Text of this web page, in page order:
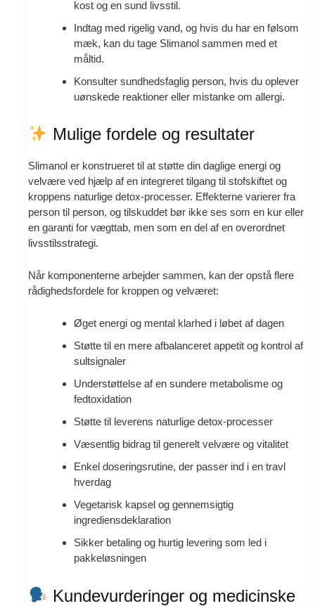
kost og en sund livsstil.
Indtag med rigelig vand, og hvis du har en følsom
mæk, kan du tage Slimanol sammen med et
måltid.
Konsulter sundhedsfaglig person, hvis du oplever
uønskede reaktioner eller mistanke om allergi.
Mulige fordele og resultater
Slimanol er konstrueret til at støtte din daglige energi og
velvære ved hjælp af en integreret tilgang til stofskiftet og
kroppens naturlige detox-processer. Effekterne varierer fra
person til person, og tilskuddet bør ikke ses som en kur eller
en garanti for vægttab, men som en del af en overordnet
livsstilsstrategi.
Når komponenterne arbejder sammen, kan der opstå flere
rådighedsfordele for kroppen og velværet:
Øget energi og mental klarhed i løbet af dagen
Støtte til en mere afbalanceret appetit og kontrol af
sultsignaler
Understøttelse af en sundere metabolisme og
fedtoxidation
Støtte til leverens naturlige detox-processer
Væsentlig bidrag til generelt velvære og vitalitet
Enkel doseringsrutine, der passer ind i en travl
hverdag
Vegetarisk kapsel og gennemsigtig
ingrediensdeklaration
Sikker betaling og hurtig levering som led i
pakkeløsningen
Kundevurderinger og medicinske